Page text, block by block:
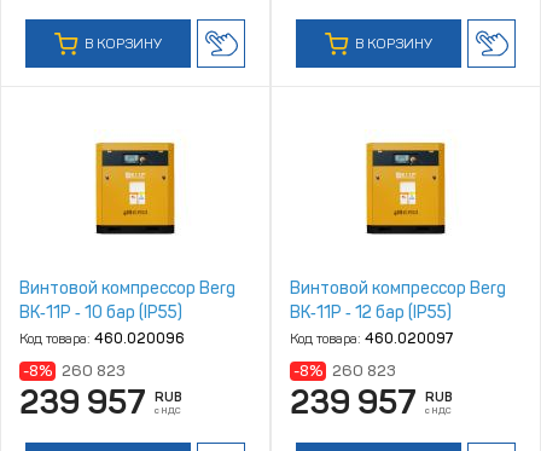
В КОРЗИНУ В КОРЗИНУ
Винтовой компрессор Berg
ВК‑11Р ‑ 10 бар (IP55)
Код товара: 460.020096
-8% 260 823
239 957 RUB
с НДС
Винтовой компрессор Berg
ВК‑11Р ‑ 12 бар (IP55)
Код товара: 460.020097
-8% 260 823
239 957 RUB
с НДС